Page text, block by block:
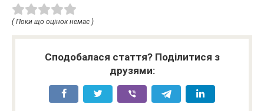
( Поки що оцінок немає )
Сподобалася стаття? Поділитися з
друзями: